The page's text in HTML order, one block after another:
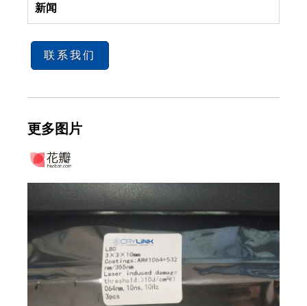
新闻
联系我们
更多图片